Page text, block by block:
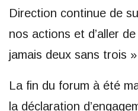
Direction continue de
nos actions et d’aller de
jamais deux sans trois
La fin du forum à été
la déclaration